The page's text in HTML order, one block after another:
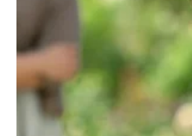
수, 펜싱선수 다른 동료들도 역시 차별 대우를받으면
고 있는 것이 가장 슬픈 현실이어서 과거에 영광은
차 차가워집니다. 이들에게 다시금..